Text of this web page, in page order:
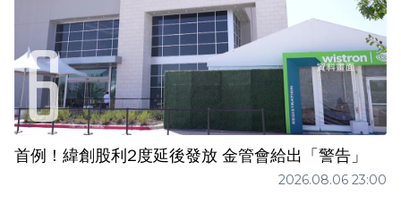
首例！緯創股利2度延後發放 金管會給出「警告」
2026.08.06 23:00